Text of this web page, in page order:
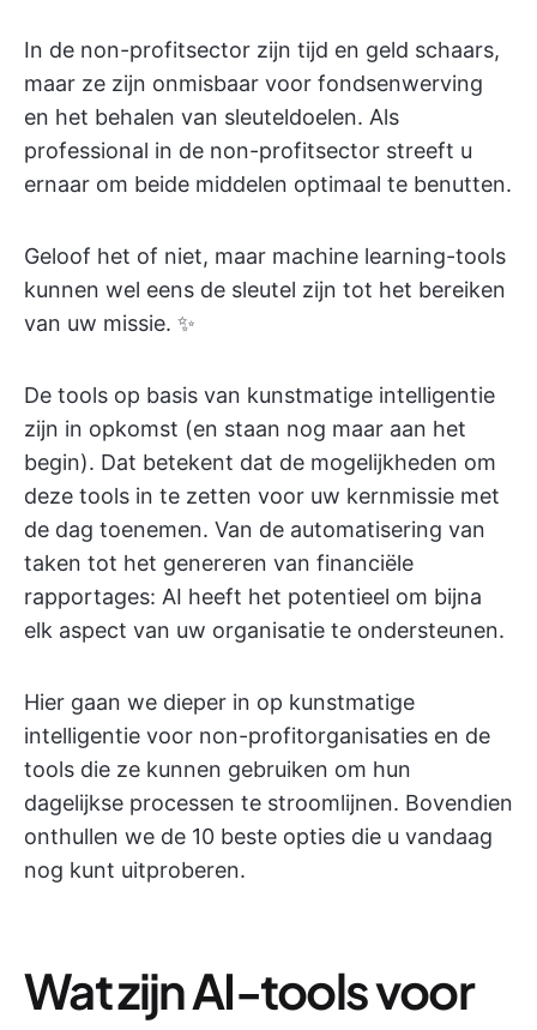
In de non-profitsector zijn tijd en geld schaars,
maar ze zijn onmisbaar voor fondsenwerving
en het behalen van sleuteldoelen. Als
professional in de non-profitsector streeft u
ernaar om beide middelen optimaal te benutten.
Geloof het of niet, maar machine learning-tools
kunnen wel eens de sleutel zijn tot het bereiken
van uw missie. ✨
De tools op basis van kunstmatige intelligentie
zijn in opkomst (en staan nog maar aan het
begin). Dat betekent dat de mogelijkheden om
deze tools in te zetten voor uw kernmissie met
de dag toenemen. Van de automatisering van
taken tot het genereren van financiële
rapportages: AI heeft het potentieel om bijna
elk aspect van uw organisatie te ondersteunen.
Hier gaan we dieper in op kunstmatige
intelligentie voor non-profitorganisaties en de
tools die ze kunnen gebruiken om hun
dagelijkse processen te stroomlijnen. Bovendien
onthullen we de 10 beste opties die u vandaag
nog kunt uitproberen.
Wat zijn AI-tools voor